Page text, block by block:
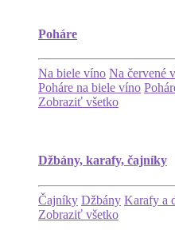
Poháre
Na biele víno Na červené
Poháre na biele víno
Zobraziť všetko
Džbány, karafy, čajníky
Čajníky Džbány Karafy a
Zobraziť všetko